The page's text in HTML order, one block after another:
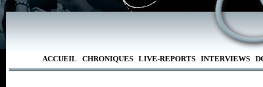
ACCUEIL CHRONIQUES LIVE-REPORTS INTERVIEWS